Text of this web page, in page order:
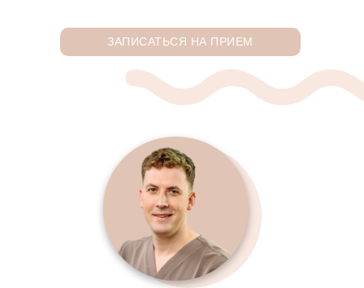
ЗАПИСАТЬСЯ НА ПРИЕМ